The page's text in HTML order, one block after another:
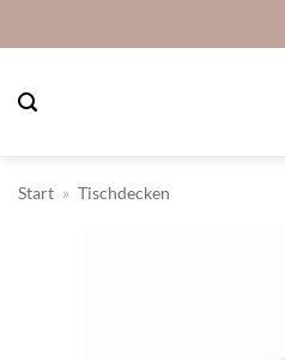
Inhalt
Start » Tischdecken